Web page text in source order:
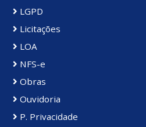
LGPD
Licitações
LOA
NFS-e
Obras
Ouvidoria
P. Privacidade